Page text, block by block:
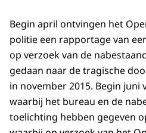
Begin april ontvingen het
politie een rapportage van
op verzoek van de
gedaan naar de tragische
in november 2015. Begin juni
waarbij het bureau en de
toelichting hebben gegeven